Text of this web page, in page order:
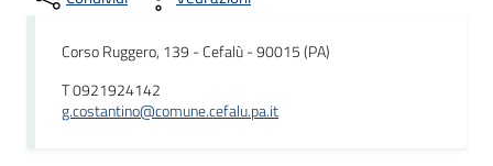
Corso Ruggero, 139 - Cefalù - 90015 (PA)
T 0921924142
g.costantino@comune.cefalu.pa.it